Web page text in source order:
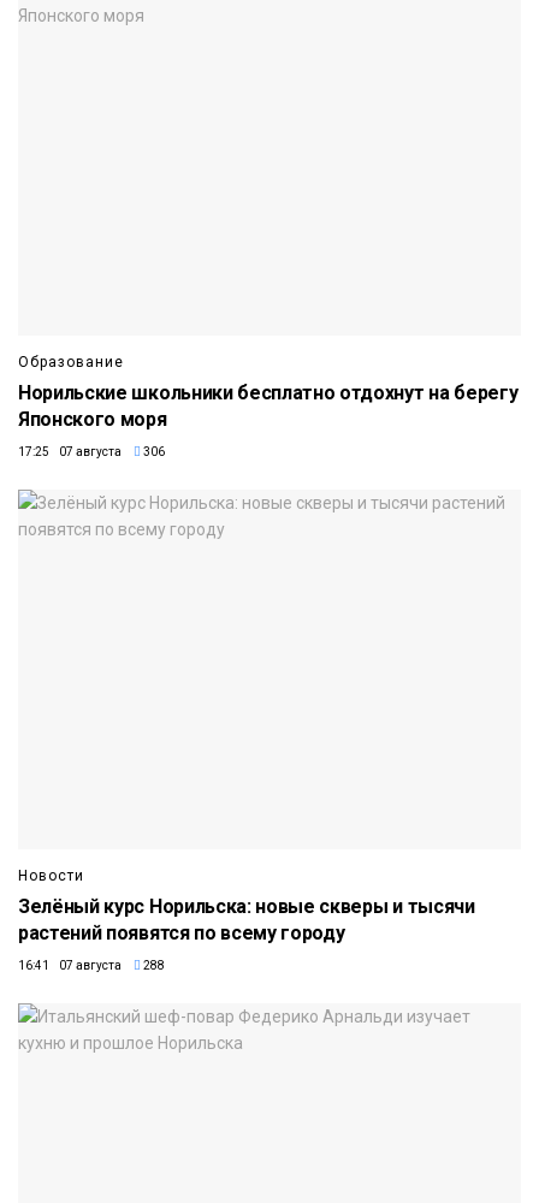
Образование
Норильские школьники бесплатно отдохнут на берегу
Японского моря
17:25 07 августа 306
Новости
Зелёный курс Норильска: новые скверы и тысячи
растений появятся по всему городу
16:41 07 августа 288